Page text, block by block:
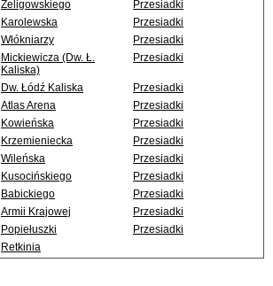
Żeligowskiego
Przesiadki
Karolewska
Przesiadki
Włókniarzy
Przesiadki
Mickiewicza (Dw. Ł.
Kaliska)
Przesiadki
Dw. Łódź Kaliska
Przesiadki
Atlas Arena
Przesiadki
Kowieńska
Przesiadki
Krzemieniecka
Przesiadki
Wileńska
Przesiadki
Kusocińskiego
Przesiadki
Babickiego
Przesiadki
Armii Krajowej
Przesiadki
Popiełuszki
Przesiadki
Retkinia